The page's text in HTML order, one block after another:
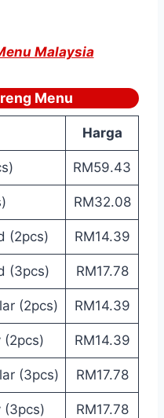
Malaysia
Menu
Harga
RM59.43
RM32.08
(2pcs) RM14.39
(3pcs) RM17.78
(2pcs) RM14.39
(2pcs) RM14.39
(3pcs) RM17.78
(3pcs) RM17.78